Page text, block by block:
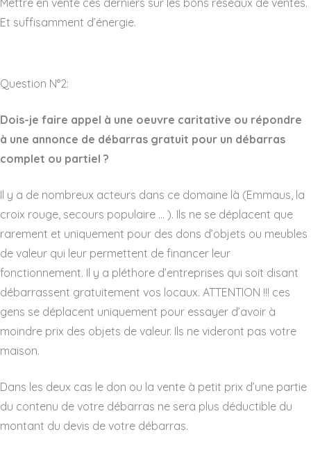
Et suffisamment d’énergie.
Question N°2:
Dois-je faire appel à une oeuvre caritative ou répondre
à une annonce de débarras gratuit pour un débarras
complet ou partiel ?
Il y a de nombreux acteurs dans ce domaine là (Emmaus, la
croix rouge, secours populaire … ). Ils ne se déplacent que
rarement et uniquement pour des dons d’objets ou meubles
de valeur qui leur permettent de financer leur
fonctionnement. Il y a pléthore d’entreprises qui soit disant
débarrassent gratuitement vos locaux. ATTENTION !!! ces
gens se déplacent uniquement pour essayer d’avoir à
moindre prix des objets de valeur. Ils ne videront pas votre
maison.
Dans les deux cas le don ou la vente à petit prix d’une partie
du contenu de votre débarras ne sera plus déductible du
montant du devis de votre débarras.